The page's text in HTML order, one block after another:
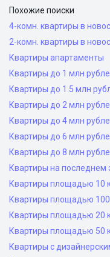
Похожие поиски
4-комн. квартиры в
2-комн. квартиры в
Квартиры апартаменты
Квартиры до 1 млн
Квартиры до 1.5 млн
Квартиры до 2 млн
Квартиры до 4 млн
Квартиры до 6 млн
Квартиры до 8 млн
Квартиры на последнем
Квартиры площадью 10
Квартиры площадью
Квартиры площадью 20
Квартиры площадью 50
Квартиры с